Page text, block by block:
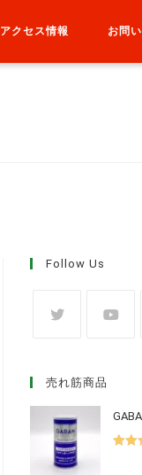
アクセス情報 お問
Follow Us
売れ筋商品